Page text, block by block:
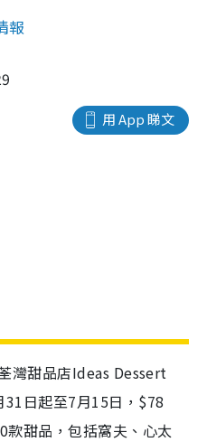
報
用 App 睇文
灣甜品店Ideas Dessert
日起至7月15日，$78
款甜品，包括窩夫、心太